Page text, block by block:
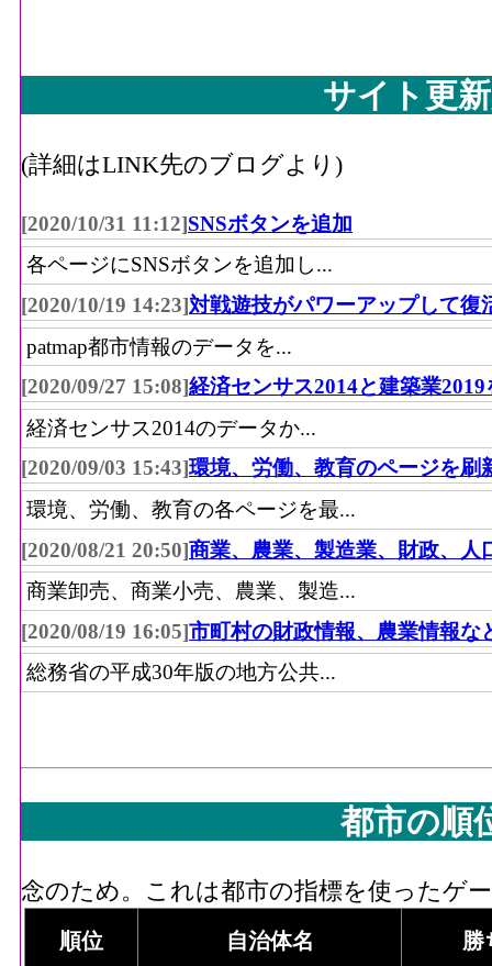
サイト更
(詳細はLINK先のブログより)
[2020/10/31 11:12]SNSボタンを追加
各ページにSNSボタンを追加し...
[2020/10/19 14:23]対戦遊技がパワーアップして復
patmap都市情報のデータを...
[2020/09/27 15:08]経済センサス2014と建築業2019
経済センサス2014のデータか...
[2020/09/03 15:43]環境、労働、教育のページを刷
環境、労働、教育の各ページを最...
[2020/08/21 20:50]商業、農業、製造業、財政、人
商業卸売、商業小売、農業、製造...
[2020/08/19 16:05]市町村の財政情報、農業情報な
総務省の平成30年版の地方公共...
都市の順
念のため。これは都市の指標を使ったゲ
順位 自治体名 勝